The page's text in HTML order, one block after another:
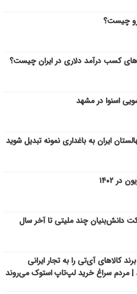
چیست؟
های کسب درآمد دلاری در ایران چیست؟
اسنوا در مشهد
ایران به باغداری نمونه تبدیل شوید
در ۱۴۰۲
دانش‌بنیان چند ملیتی تا آخر سال
کالاهای آی‌تی را به تجار ایرانی
| مردم سراغ خرید لپ‌تاپ استوک می‌روند